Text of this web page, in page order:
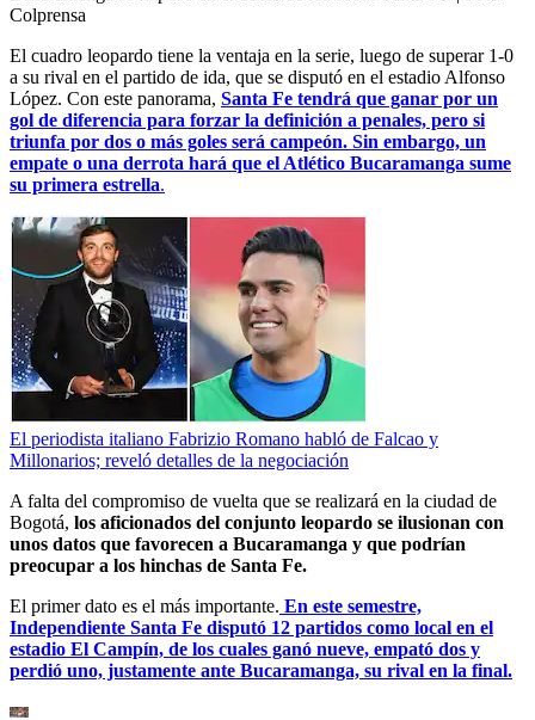
Colprensa
El cuadro leopardo tiene la ventaja en la serie, luego de superar 1-0
a su rival en el partido de ida, que se disputó en el estadio Alfonso
López. Con este panorama, Santa Fe tendrá que ganar por un
gol de diferencia para forzar la definición a penales, pero si
triunfa por dos o más goles será campeón. Sin embargo, un
empate o una derrota hará que el Atlético Bucaramanga sume
su primera estrella.
El periodista italiano Fabrizio Romano habló de Falcao y
Millonarios; reveló detalles de la negociación
A falta del compromiso de vuelta que se realizará en la ciudad de
Bogotá, los aficionados del conjunto leopardo se ilusionan con
unos datos que favorecen a Bucaramanga y que podrían
preocupar a los hinchas de Santa Fe.
El primer dato es el más importante. En este semestre,
Independiente Santa Fe disputó 12 partidos como local en el
estadio El Campín, de los cuales ganó nueve, empató dos y
perdió uno, justamente ante Bucaramanga, su rival en la final.